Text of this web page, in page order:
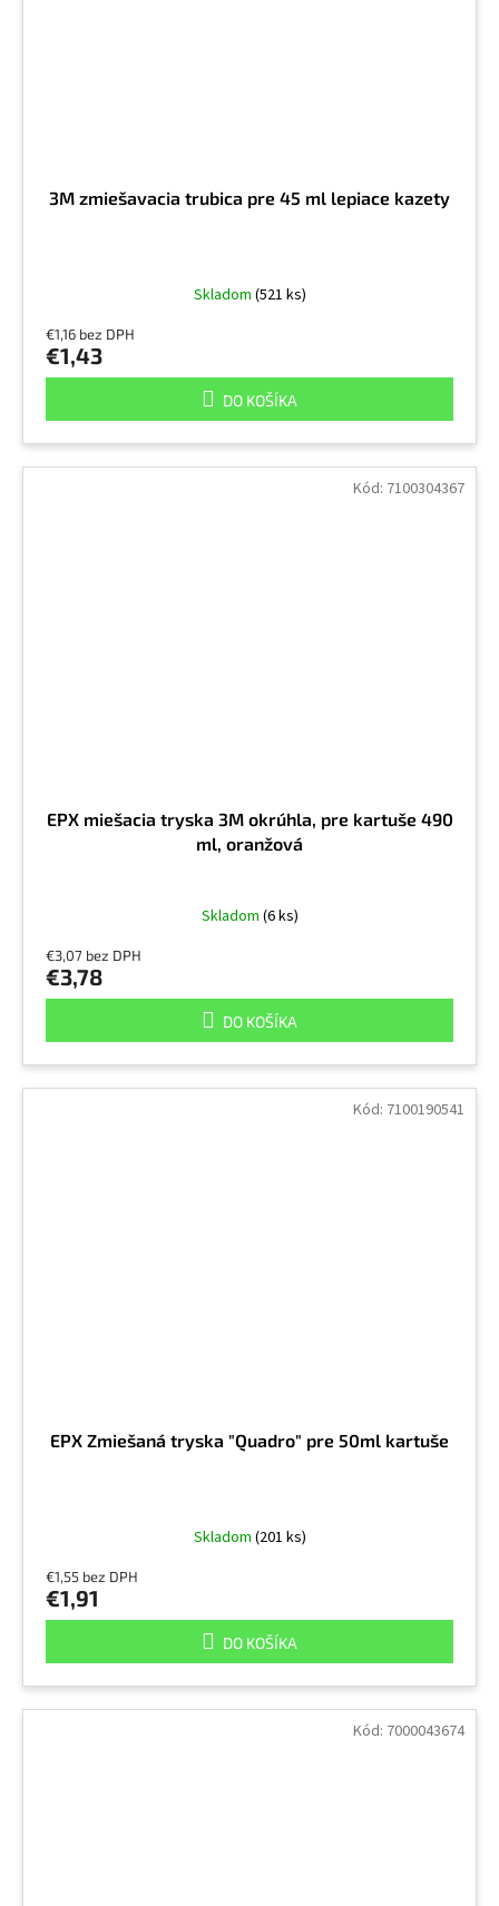
3M zmiešavacia trubica pre 45 ml lepiace kazety
Skladom (521 ks)
€1,16 bez DPH
€1,43
DO KOŠÍKA
EPX miešacia tryska 3M okrúhla, pre kartuše 490
ml, oranžová
Skladom (6 ks)
€3,07 bez DPH
€3,78
DO KOŠÍKA
Kód: 7100304367
EPX Zmiešaná tryska "Quadro" pre 50ml kartuše
Skladom (201 ks)
€1,55 bez DPH
€1,91
DO KOŠÍKA
Kód: 7100190541
Kód: 7000043674